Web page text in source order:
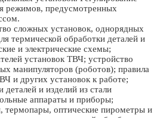
режимов, предусмотренных
сложных установок, однорядных
термической обработки деталей и
и электрические схемы;
установок ТВЧ; устройство
манипуляторов (роботов); правила
и других установок к работе;
и изделий из стали
аппараты и приборы;
оптические пирометры и